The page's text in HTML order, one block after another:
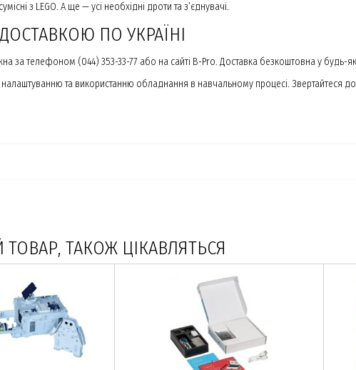
з LEGO. А ще — усі необхідні дроти та з’єднувачі.
ПО УКРАЇНІ
за телефоном (044) 353-33-77 або на сайті B-Pro. Доставка безкоштовна у будь-
налаштуванню та використанню обладнання в навчальному процесі. Звертайтеся
ТАКОЖ ЦІКАВЛЯТЬСЯ